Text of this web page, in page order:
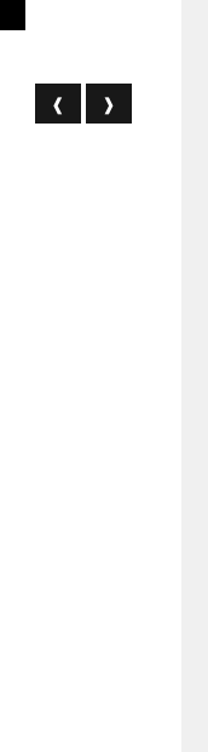
❰ ❱